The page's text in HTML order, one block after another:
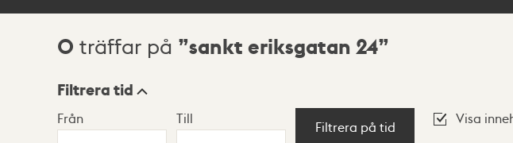
Sökresultat
0 träffar på sankt eriksgatan 24
Visningsläge
Filtrera tid
Från Till
Filtrera på tid
Visa